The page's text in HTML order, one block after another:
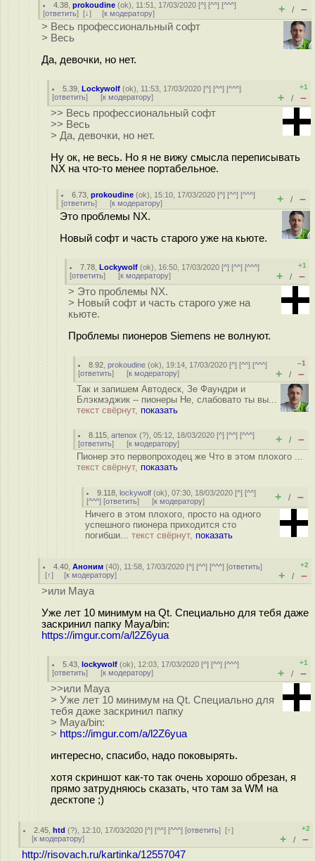
4.38 ,prokoudine (ok), 11:51, 17/03/2020 [^] [^^] [^^^]
[ответить] [↓] [к модератору] + / –
> Весь профессиональный софт
> Весь
Да, девочки, но нет.
5.39 ,Lockywolf (ok), 11:53, 17/03/2020 [^] [^^] [^^^]
[ответить] [к модератору]
+1
+ / –
>> Весь профессиональный софт
>> Весь
> Да, девочки, но нет.
Ну ок, не весь. Но я не вижу смысла переписывать
NX на что-то менее портабельное.
6.73 ,prokoudine (ok), 15:10, 17/03/2020 [^] [^^] [^^^]
[ответить] [к модератору] + / –
Это проблемы NX.
Новый софт и часть старого уже на кьюте.
7.78 ,Lockywolf (ok), 16:50, 17/03/2020 [^] [^^] [^^^]
[ответить] [к модератору]
+1
+ / –
> Это проблемы NX.
> Новый софт и часть старого уже на
кьюте.
Проблемы пионеров Siemens не волнуют.
8.92 ,prokoudine (ok), 19:14, 17/03/2020 [^] [^^] [^^^]
[ответить] [к модератору]
–1
+ / –
Так и запишем Автодеск, Зе Фаундри и
Блэкмэджик -- пионеры Не, слабовато ты вы...
текст свёрнут, показать
8.115 ,artenox (?), 05:12, 18/03/2020 [^] [^^] [^^^]
[ответить] [к модератору] + / –
Пионер это первопроходец же Что в этом плохого ...
текст свёрнут, показать
9.118 ,lockywolf (ok), 07:30, 18/03/2020 [^] [^^]
[^^^] [ответить] [к модератору] + / –
Ничего в этом плохого, просто на одного
успешного пионера приходится сто
погибши... текст свёрнут, показать
4.40 ,Аноним (40), 11:58, 17/03/2020 [^] [^^] [^^^] [ответить]
[↑] [к модератору]
+2
+ / –
>или Maya
Уже лет 10 минимум на Qt. Специально для тебя даже
заскринил папку Maya/bin:
https://imgur.com/a/l2Z6yua
5.43 ,lockywolf (ok), 12:03, 17/03/2020 [^] [^^] [^^^]
[ответить] [к модератору]
+1
+ / –
>>или Maya
> Уже лет 10 минимум на Qt. Специально для
тебя даже заскринил папку
> Maya/bin:
> https://imgur.com/a/l2Z6yua
интересно, спасибо, надо поковырять.
хотя скриншот как-то так очень хорошо обрезан, я
прямо затрудняюсь сказать, что там за WM на
десктопе ;)
2.45 ,htd (?), 12:10, 17/03/2020 [^] [^^] [^^^] [ответить][↑]
[к модератору]
+2
+ / –
http://risovach.ru/kartinka/12557047